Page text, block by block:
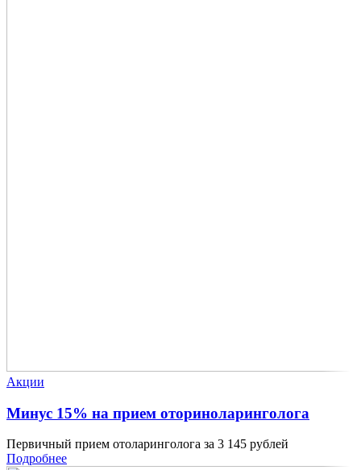
Акции
Минус 15% на прием оториноларинголога
Первичный прием отоларинголога за 3 145 рублей
Подробнее